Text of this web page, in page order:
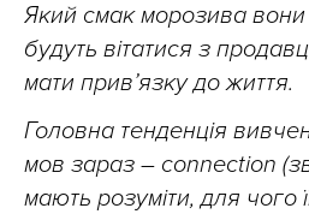
Який смак морозива вони
будуть вітатися з
мати прив’язку до життя.
Головна тенденція
мов зараз – connection
мають розуміти, для чого